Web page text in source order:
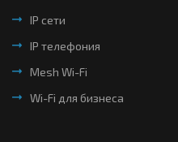
IP сети
IP телефония
Mesh Wi-Fi
Wi-Fi для бизнеса